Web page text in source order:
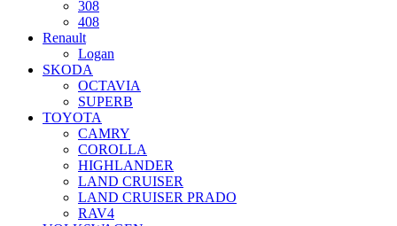
308
408
Renault
Logan
SKODA
OCTAVIA
SUPERB
TOYOTA
CAMRY
COROLLA
HIGHLANDER
LAND CRUISER
LAND CRUISER PRADO
RAV4